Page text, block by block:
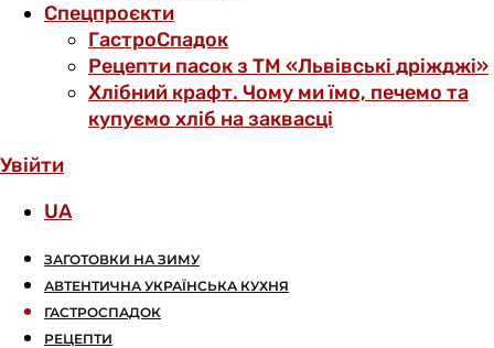
Спецпроєкти
ГастроСпадок
Рецепти пасок з ТМ «Львівські дріжджі»
Хлібний крафт. Чому ми їмо, печемо та
купуємо хліб на заквасці
Увійти
UA
ЗАГОТОВКИ НА ЗИМУ
АВТЕНТИЧНА УКРАЇНСЬКА КУХНЯ
ГАСТРОСПАДОК
РЕЦЕПТИ